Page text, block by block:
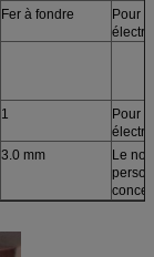
Fer à fondre
Pour
1
Pour
3.0 mm
Le